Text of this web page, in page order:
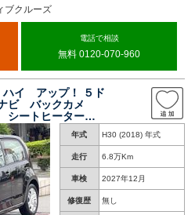
クルーズ
電話で相談
無料 0120-070-960
ハイ アップ！ ５ド
ビ バックカメ
シートヒーター
ップ オートライ
ンチアルミホイ
年式 H30 (2018) 年式
走行 6.8万Km
車検 2027年12月
修復歴 無し